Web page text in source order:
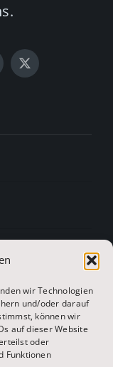
wir Technologien
und/oder darauf
können wir
auf dieser Website
oder
Funktionen